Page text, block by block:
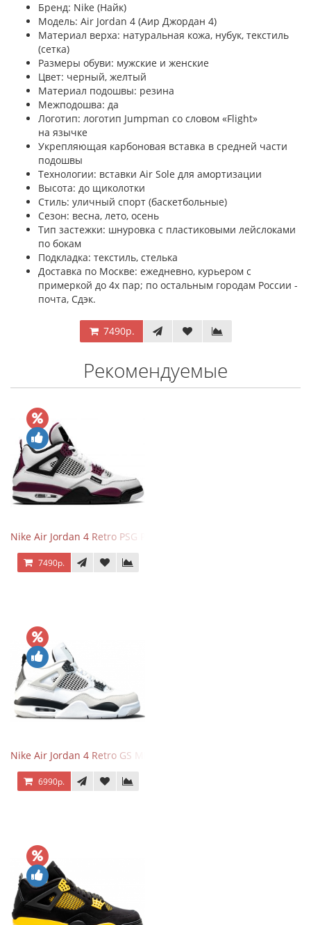
Бренд: Nike (Найк)
Модель: Air Jordan 4 (Аир Джордан 4)
Материал верха: натуральная кожа, нубук, текстиль
(сетка)
Размеры обуви: мужские и женские
Цвет: черный, желтый
Материал подошвы: резина
Межподошва: да
Логотип: логотип Jumpman со словом «Flight»
на язычке
Укрепляющая карбоновая вставка в средней части
подошвы
Технологии: вставки Air Sole для амортизации
Высота: до щиколотки
Стиль: уличный спорт (баскетбольные)
Сезон: весна, лето, осень
Тип застежки: шнуровка с пластиковыми лейслоками
по бокам
Подкладка: текстиль, стелька
Доставка по Москве: ежедневно, курьером с
примеркой до 4х пар; по остальным городам России -
почта, Сдэк.
7490р.
Рекомендуемые
Nike Air Jordan 4 Retro PSG Paris Saint-Germain
7490р.
Nike Air Jordan 4 Retro GS Military Black
6990р.